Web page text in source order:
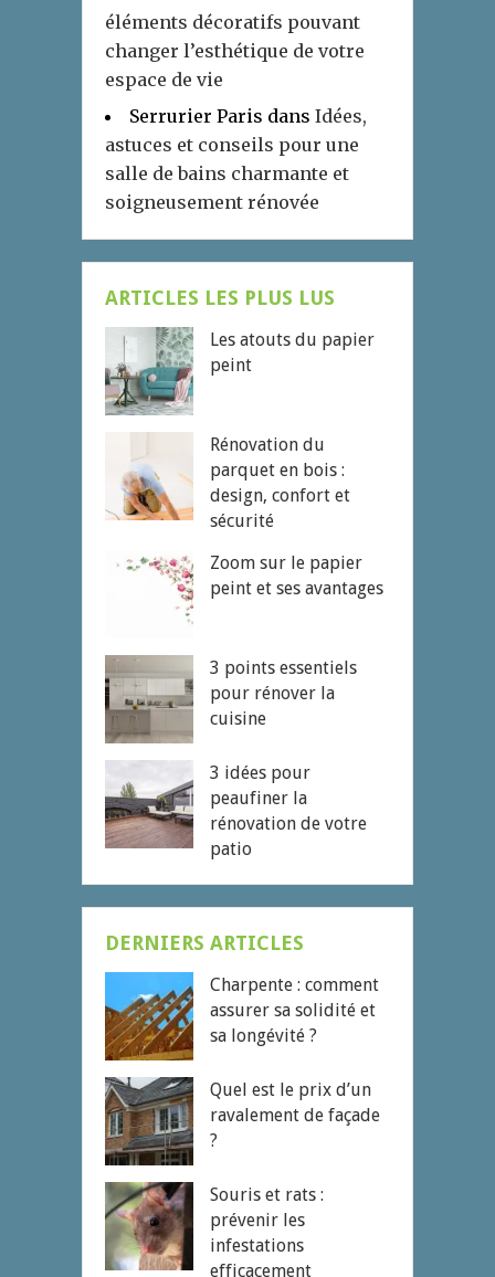
éléments décoratifs pouvant
changer l’esthétique de votre
espace de vie
Serrurier Paris dans Idées,
astuces et conseils pour une
salle de bains charmante et
soigneusement rénovée
ARTICLES LES PLUS LUS
Les atouts du papier
peint
Rénovation du
parquet en bois :
design, confort et
sécurité
Zoom sur le papier
peint et ses avantages
3 points essentiels
pour rénover la
cuisine
3 idées pour
peaufiner la
rénovation de votre
patio
DERNIERS ARTICLES
Charpente : comment
assurer sa solidité et
sa longévité ?
Quel est le prix d’un
ravalement de façade
?
Souris et rats :
prévenir les
infestations
efficacement